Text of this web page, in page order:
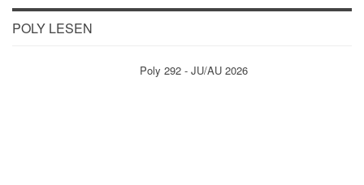
POLY LESEN
Poly 292 - JU/AU 2026